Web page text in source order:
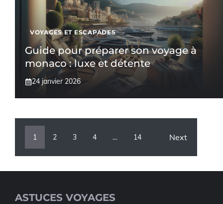
VOYAGES ET ESCAPADES
Guide pour préparer son voyage à
monaco : luxe et détente
24 janvier 2026
1 2 3 4 … 14 Next
ASTUCES VOYAGES